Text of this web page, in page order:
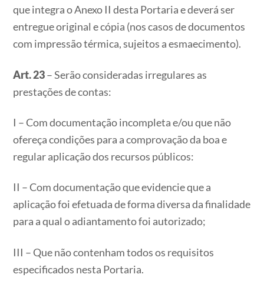
que integra o Anexo II desta Portaria e deverá ser
entregue original e cópia (nos casos de documentos
com impressão térmica, sujeitos a esmaecimento).
Art. 23– Serão consideradas irregulares as
prestações de contas:
I – Com documentação incompleta e/ou que não
ofereça condições para a comprovação da boa e
regular aplicação dos recursos públicos:
II – Com documentação que evidencie que a
aplicação foi efetuada de forma diversa da finalidade
para a qual o adiantamento foi autorizado;
III – Que não contenham todos os requisitos
especificados nesta Portaria.